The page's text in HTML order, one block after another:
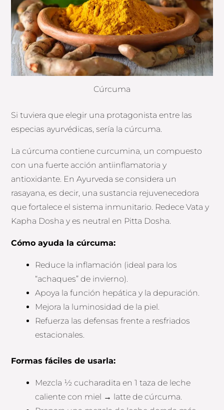
Cúrcuma
Si tuviera que elegir una protagonista entre las
especias ayurvédicas, sería la cúrcuma.
La cúrcuma contiene curcumina, un compuesto
con una fuerte acción antiinflamatoria y
antioxidante. En Ayurveda se considera un
rasayana, es decir, una sustancia rejuvenecedora
que fortalece el sistema inmunitario. Redece Vata y
Kapha Dosha y es neutral en Pitta Dosha.
Cómo ayuda la cúrcuma:
Reduce la inflamación (ideal para los
“achaques” de invierno).
Apoya la función hepática y la depuración.
Mejora la luminosidad de la piel.
Refuerza las defensas frente a resfriados
estacionales.
Formas fáciles de usarla:
Mezcla ½ cucharadita en 1 taza de leche
caliente con miel → latte de cúrcuma.